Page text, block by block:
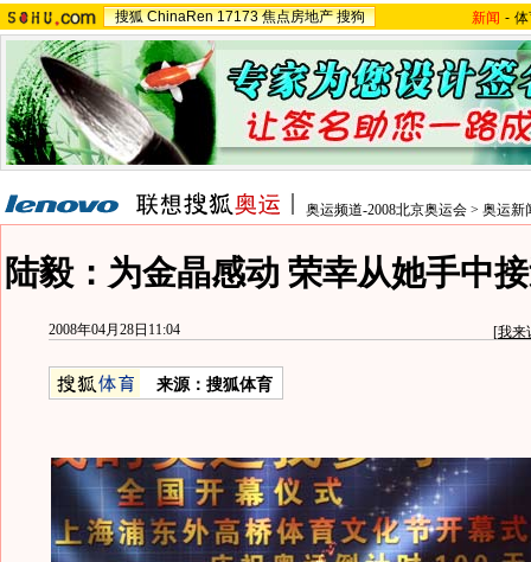
搜狐 ChinaRen 17173 焦点房地产 搜狗 新闻 -
奥运频道-2008北京奥运会 > 奥运新
陆毅：为金晶感动 荣幸从她手中
2008年04月28日11:04 [我来
来源：搜狐体育